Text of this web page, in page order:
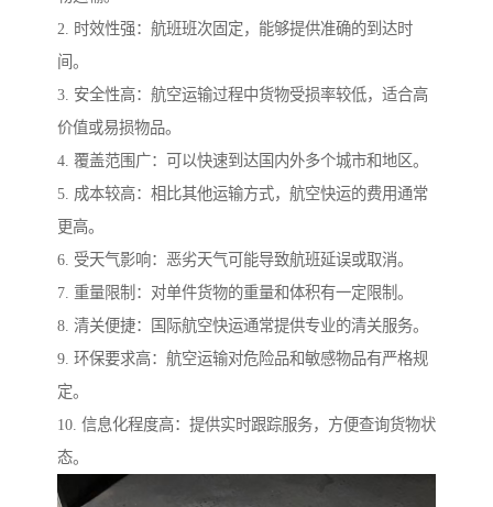
2. 时效性强：航班班次固定，能够提供准确的到达时
间。
3. 安全性高：航空运输过程中货物受损率较低，适合高
价值或易损物品。
4. 覆盖范围广：可以快速到达国内外多个城市和地区。
5. 成本较高：相比其他运输方式，航空快运的费用通常
更高。
6. 受天气影响：恶劣天气可能导致航班延误或取消。
7. 重量限制：对单件货物的重量和体积有一定限制。
8. 清关便捷：国际航空快运通常提供专业的清关服务。
9. 环保要求高：航空运输对危险品和敏感物品有严格规
定。
10. 信息化程度高：提供实时跟踪服务，方便查询货物状
态。